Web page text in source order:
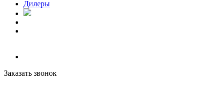
Дилеры
Заказать звонок